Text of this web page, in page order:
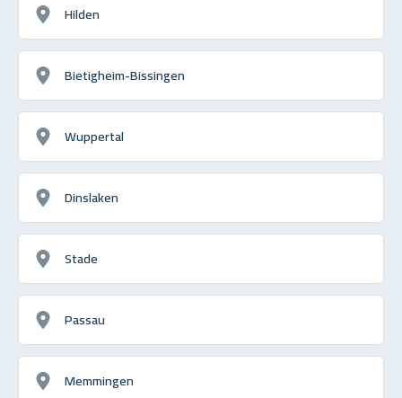
Hilden
Bietigheim-Bissingen
Wuppertal
Dinslaken
Stade
Passau
Memmingen